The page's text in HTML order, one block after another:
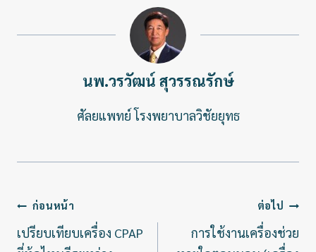
นพ.วรวัฒน์ สุวรรณรักษ์
ศัลยแพทย์ โรงพยาบาลวิชัยยุทธ
แนะแนว
เรื่อง
ก่อนหน้า
เปรียบเทียบเครื่อง CPAP
ต่อไป
การใช้งานเครื่องช่วย